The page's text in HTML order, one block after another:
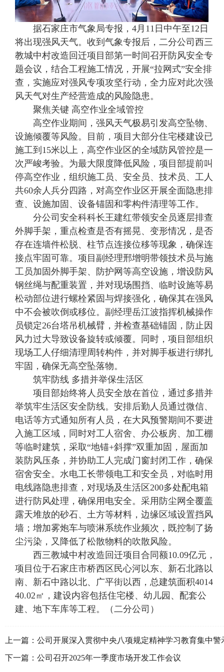
据石家庄市气象局专报，4月11日中午至12日
将出现强风天气。收到气象专报后，二分公司西三
教城中村改造回迁项目部第一时间召开防风安全专
题会议，结合工程施工情况，开展“拉网式”安全排
查，实施应对强风专项攻坚行动，全力应对此次强
风天气对生产经营造成的风险隐患。
聚焦关键 高空作业全域管控
高空作业期间，强风天气极易引发高空坠物、
设施倾覆等风险。目前，项目大部分住宅楼建设已
施工到15米以上，高空作业区的全域防风管控是一
次严峻考验。为最大限度降低风险，项目部提前叫
停高空作业，组织施工员、安全员、技术员、工人
共60余人兵分四路，对高空作业区开展全面隐患排
查、设施加固、设备锚固和零构件清理等工作。
分公司安全科科长王建红带领安全员逐层排查
外脚手架，重点检查是否有摇晃、变形情况，是否
存在连墙件松脱、柱节点连接位移等现象，确保连
接点牢固可靠。项目副经理邢增明带领技术员与施
工员加固外脚手架、防护网等高空设施，增设防风
钢丝绳与配重装置，并对现场围挡、临时设施等易
松动部位进行螺栓紧固与焊接强化，确保其在强风
中不会被吹倒或移位。副经理岳江波指挥机械操作
员锁定26台塔吊机械臂，并检查基础锚固，防止因
风力过大导致设备旋转或倾覆。同时，项目部组织
现场工人仔细清理周转构件，并对脚手板进行绑扎
牢固，确保无高空坠落物。
筑牢防线 多措并举保生活区
项目部始终将人员安全放在首位，通过多措并
举筑牢生活区安全防线。安排后勤人员通过微信、
电话等方式通知所有人员，在大风预警期间不要进
入施工区域，同时对工人宿舍、办公板房、加工棚
等临时建筑，采取“地锚+斜撑”双重加固，屋面加
装防风压条，并协助工人完成门窗封闭工作，确保
宿舍安全。水电工长带领电工和安全员，对临时用
电线路隐患排查，对现场及生活区200多处配电箱
进行防风处理，确保用电安全。采用防尘网全覆盖
露天堆放的砂石、土方等材料，边缘区域设置挡风
墙；增加雾炮车与喷淋系统作业频次，既控制了扬
尘污染，又降低了松散物料的吹散风险。
西三教城中村改造回迁项目合同额10.09亿元，
项目位于石家庄市桥西区民心河以东、新石北路以
南、新石中路以北、广平街以西，总建筑面积4014
40.02㎡，建设内容包括住宅楼、幼儿园、配套公
建、地下车库等工程。（二分公司）
上一篇： 公司开展深入贯彻中央八项规定精神学习教育集中警
学习
下一篇： 公司召开2025年一季度市场开发工作会议